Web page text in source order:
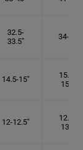
32.5-
33.5"
34-35"
14.5-15"
15.25-
15.5"
12-12.5"
12.75-
13.3"